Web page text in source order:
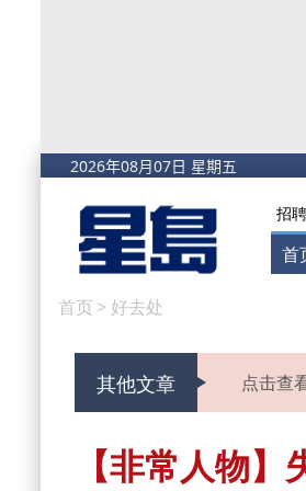
招
首
首页 > 好去处
其他文章 点击查
【非常人物